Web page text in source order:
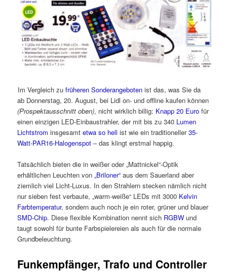
Im Vergleich zufrüheren Sonderangeboten ist das, was Sie da
ab Donnerstag, 20. August, bei Lidl on- und offline kaufen können
(Prospektausschnitt oben), nicht wirklich billig: Knapp 20 Euro für
einen einzigen LED-Einbaustrahler, der mit bis zu 340 Lumen
Lichtstrom insgesamtetwa so hell ist wie ein traditioneller35-
Watt-PAR16-Halogenspot – das klingt erstmal happig.
Tatsächlich bieten die in weißer oder „Mattnickel“-Optik
erhältlichen Leuchten von„Briloner“ aus dem Sauerland aber
ziemlich viel Licht-Luxus. In den Strahlern stecken nämlich nicht
nur sieben fest verbaute, „warm-weiße“ LEDs mit 3000 Kelvin
Farbtemperatur, sondern auch noch je ein roter, grüner und blauer
SMD-Chip. Diese flexible Kombination nennt sich RGBW und
taugt sowohl für bunte Farbspielereien als auch für die normale
Grundbeleuchtung.
Funkempfänger, Trafo und Controller